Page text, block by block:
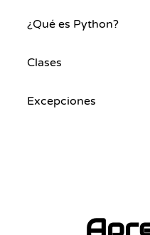
¿Qué es Python?
Clases
Excepciones